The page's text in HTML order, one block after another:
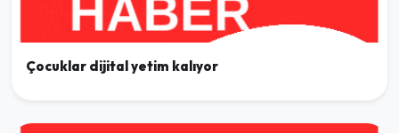
Çocuklar dijital yetim kalıyor